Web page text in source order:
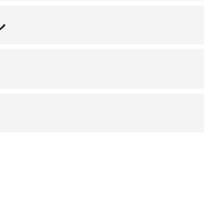
ンに乾杯！《動画》